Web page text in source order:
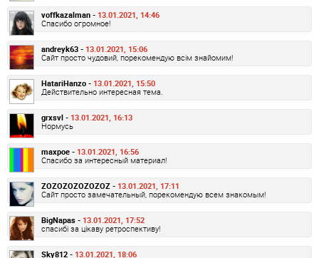
voffkazalman - 13.01.2021, 14:46
Спасибо огромное!
andreyk63 - 13.01.2021, 15:06
Сайт просто чудовий, порекомендую всім знайомим!
HatariHanzo - 13.01.2021, 15:50
Действительно интересная тема.
grxsvl - 13.01.2021, 16:13
Нормусь
maxpoe - 13.01.2021, 16:56
Спасибо за интересный материал!
ZOZOZOZOZOZOZ - 13.01.2021, 17:11
Сайт просто замечательный, порекомендую всем знакомым!
BigNapas - 13.01.2021, 17:52
спасибі за цікаву ретроспективу!
Sky812 - 13.01.2021, 18:06